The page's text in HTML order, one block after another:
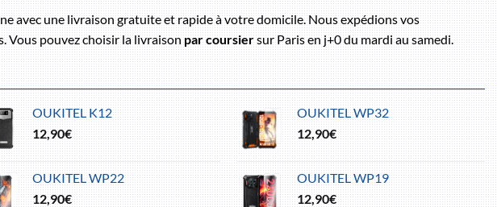
une livraison gratuite et rapide à votre domicile. Nous expédions vos
Vous pouvez choisir la livraisonpar coursiersur Paris en j+0 du mardi au samedi.
OUKITEL K12
12,90€
OUKITEL WP22
12,90€
OUKITEL WP32
12,90€
OUKITEL WP19
12,90€